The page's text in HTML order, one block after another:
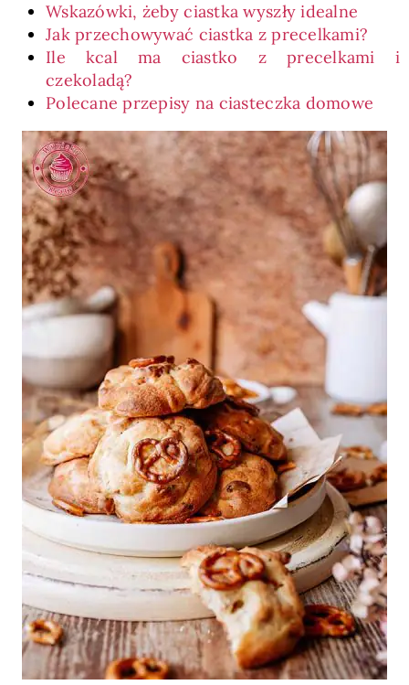
Wskazówki, żeby ciastka wyszły idealne
Jak przechowywać ciastka z precelkami?
Ile kcal ma ciastko z precelkami i
czekoladą?
Polecane przepisy na ciasteczka domowe